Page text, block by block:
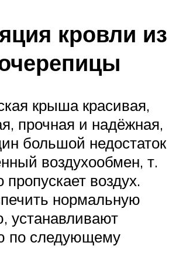
кровли из
крыша красивая,
прочная и надёжная,
большой недостаток
воздухообмен, т.
пропускает воздух.
нормальную
устанавливают
по следующему